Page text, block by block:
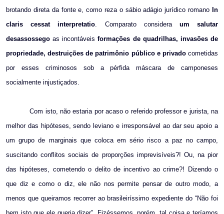
brotando direta da fonte e, como reza o sábio adágio jurídico romano In
claris cessat interpretatio. Comparato considera um salutar
desassossegoas incontáveisformações de quadrilhas, invasões de
propriedade, destruições de patrimônio público e privado cometidas
por esses criminosos sob a pérfida máscara de camponeses
socialmente injustiçados.
Com isto, não estaria por acaso o referido professor e jurista, na
melhor das hipóteses, sendo leviano e irresponsável ao dar seu apoio a
um grupo de marginais que coloca em sério risco a paz no campo,
suscitando conflitos sociais de proporções imprevisíveis?! Ou, na pior
das hipóteses, cometendo o delito de incentivo ao crime?! Dizendo o
que diz e como o diz, ele não nos permite pensar de outro modo, a
menos que queiramos recorrer ao brasileiríssimo expediente do “Não foi